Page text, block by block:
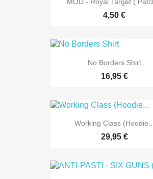
4,50 €
No Borders Shirt
16,95 €
Working Class (Hoodie...
29,95 €